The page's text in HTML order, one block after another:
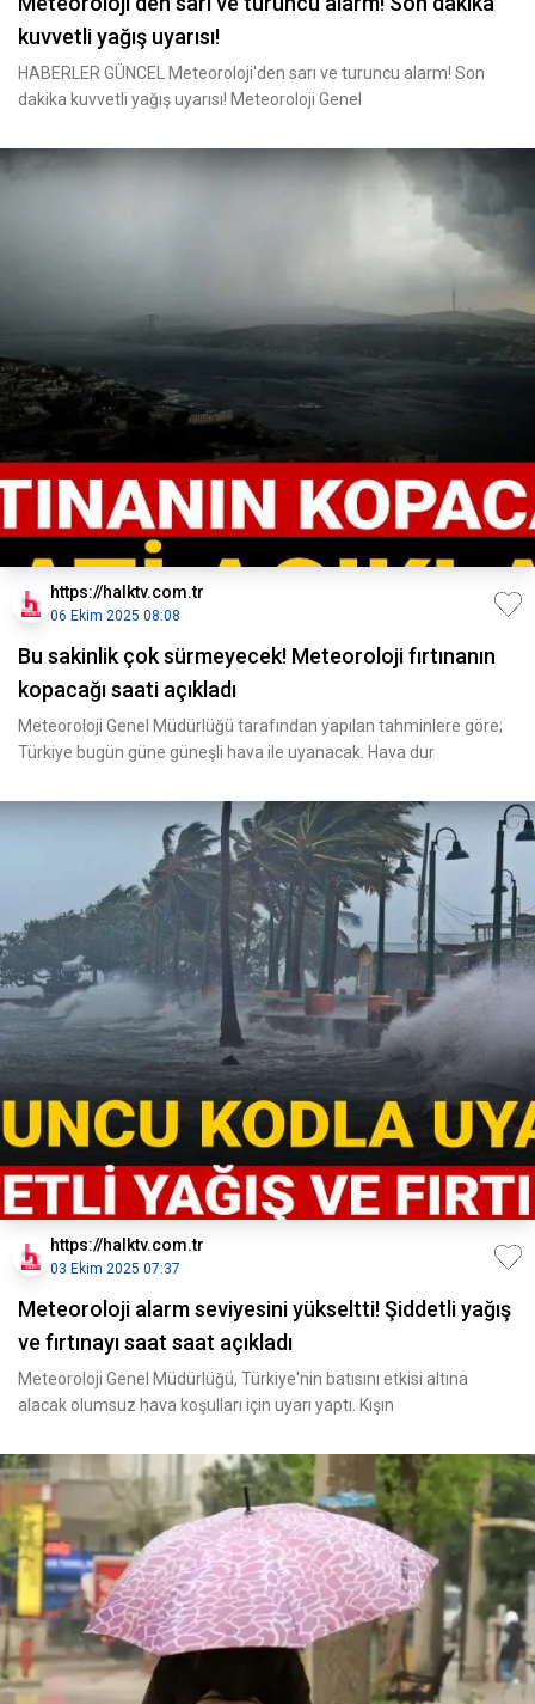
kuvvetli yağış uyarısı!
HABERLER GÜNCEL Meteoroloji'den sarı ve turuncu alarm! Son
dakika kuvvetli yağış uyarısı! Meteoroloji Genel
https://halktv.com.tr
06 Ekim 2025 08:08
Bu sakinlik çok sürmeyecek! Meteoroloji fırtınanın
kopacağı saati açıkladı
Meteoroloji Genel Müdürlüğü tarafından yapılan tahminlere göre;
Türkiye bugün güne güneşli hava ile uyanacak. Hava dur
https://halktv.com.tr
03 Ekim 2025 07:37
Meteoroloji alarm seviyesini yükseltti! Şiddetli yağış
ve fırtınayı saat saat açıkladı
Meteoroloji Genel Müdürlüğü, Türkiye'nin batısını etkisi altına
alacak olumsuz hava koşulları için uyarı yaptı. Kışın